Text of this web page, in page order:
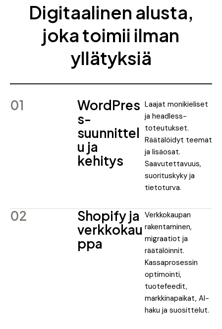
Digitaalinen alusta,
joka toimii ilman
yllätyksiä
01
WordPres
s-
suunnittel
u ja
kehitys
Laajat monikieliset
ja headless-
toteutukset.
Räätälöidyt teemat
ja lisäosat.
Saavutettavuus,
suorituskyky ja
tietoturva.
02
Shopify ja
verkkokau
ppa
Verkkokaupan
rakentaminen,
migraatiot ja
räätälöinnit.
Kassaprosessin
optimointi,
tuotefeedit,
markkinapaikat, AI-
haku ja suosittelut.